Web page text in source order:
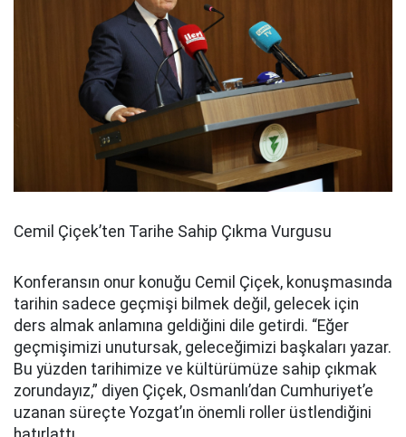
Cemil Çiçek’ten Tarihe Sahip Çıkma Vurgusu
Konferansın onur konuğu Cemil Çiçek, konuşmasında
tarihin sadece geçmişi bilmek değil, gelecek için
ders almak anlamına geldiğini dile getirdi. “Eğer
geçmişimizi unutursak, geleceğimizi başkaları yazar.
Bu yüzden tarihimize ve kültürümüze sahip çıkmak
zorundayız,” diyen Çiçek, Osmanlı’dan Cumhuriyet’e
uzanan süreçte Yozgat’ın önemli roller üstlendiğini